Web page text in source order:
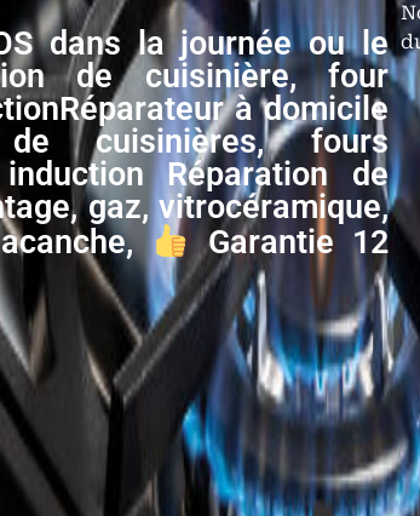
dans la journée ou le
de cuisinière, four
à domicile
cuisinières, fours
Réparation de
gaz, vitrocéramique,
Garantie 12